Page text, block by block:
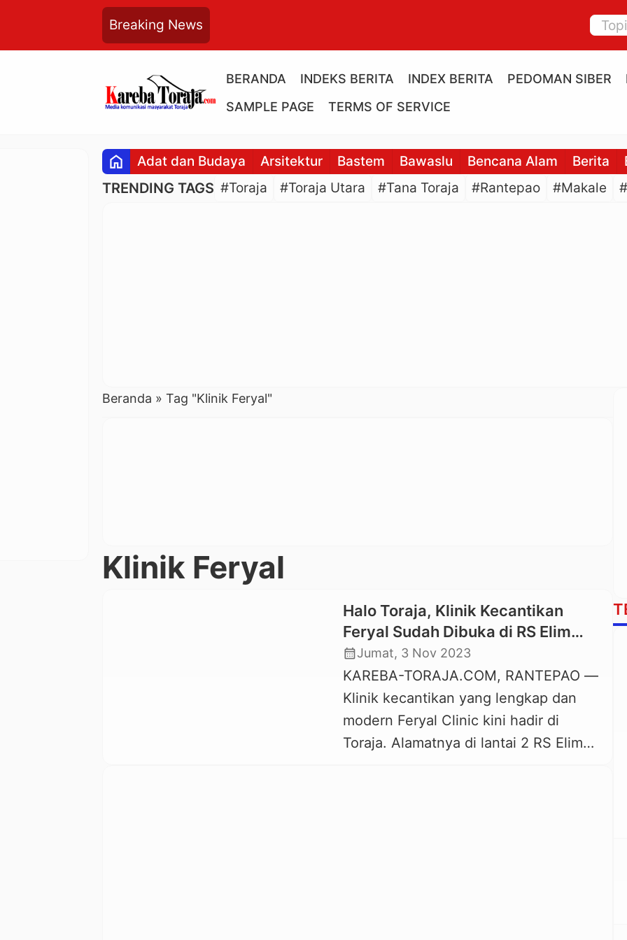
Breaking News
BERANDA INDEKS BERITA INDEX BERITA PEDOMAN SIBER
SAMPLE PAGE
TERMS OF SERVICE
home Adat dan Budaya Arsitektur Bastem Bawaslu Bencana Alam Berita
TRENDING TAGS #Toraja #Toraja Utara #Tana Toraja #Rantepao #Makale
Beranda » Tag "Klinik Feryal"
Klinik Feryal
Halo Toraja, Klinik Kecantikan
Feryal Sudah Dibuka di RS Elim
Rantepao Ya!
calendar_monthJumat, 3 Nov 2023
KAREBA-TORAJA.COM, RANTEPAO —
Klinik kecantikan yang lengkap dan
modern Feryal Clinic kini hadir di
Toraja. Alamatnya di lantai 2 RS Elim